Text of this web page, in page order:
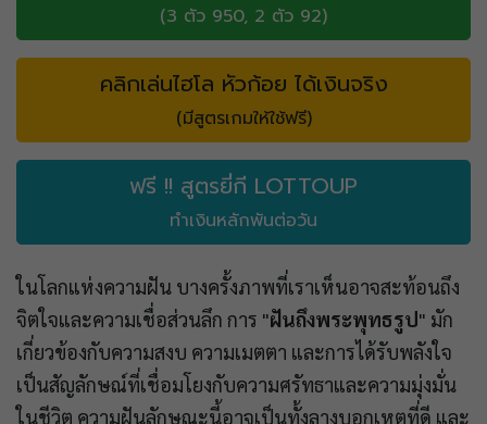
(3 ตัว 950, 2 ตัว 92)
คลิกเล่นไฮโล หัวก้อย ได้เงินจริง
(มีสูตรเกมให้ใช้ฟรี)
ฟรี !! สูตรยี่กี LOTTOUP
ทำเงินหลักพันต่อวัน
ในโลกแห่งความฝัน บางครั้งภาพที่เราเห็นอาจสะท้อนถึง
จิตใจและความเชื่อส่วนลึก การ "ฝันถึงพระพุทธรูป" มัก
เกี่ยวข้องกับความสงบ ความเมตตา และการได้รับพลังใจ
เป็นสัญลักษณ์ที่เชื่อมโยงกับความศรัทธาและความมุ่งมั่น
ในชีวิต ความฝันลักษณะนี้อาจเป็นทั้งลางบอกเหตุที่ดี และ